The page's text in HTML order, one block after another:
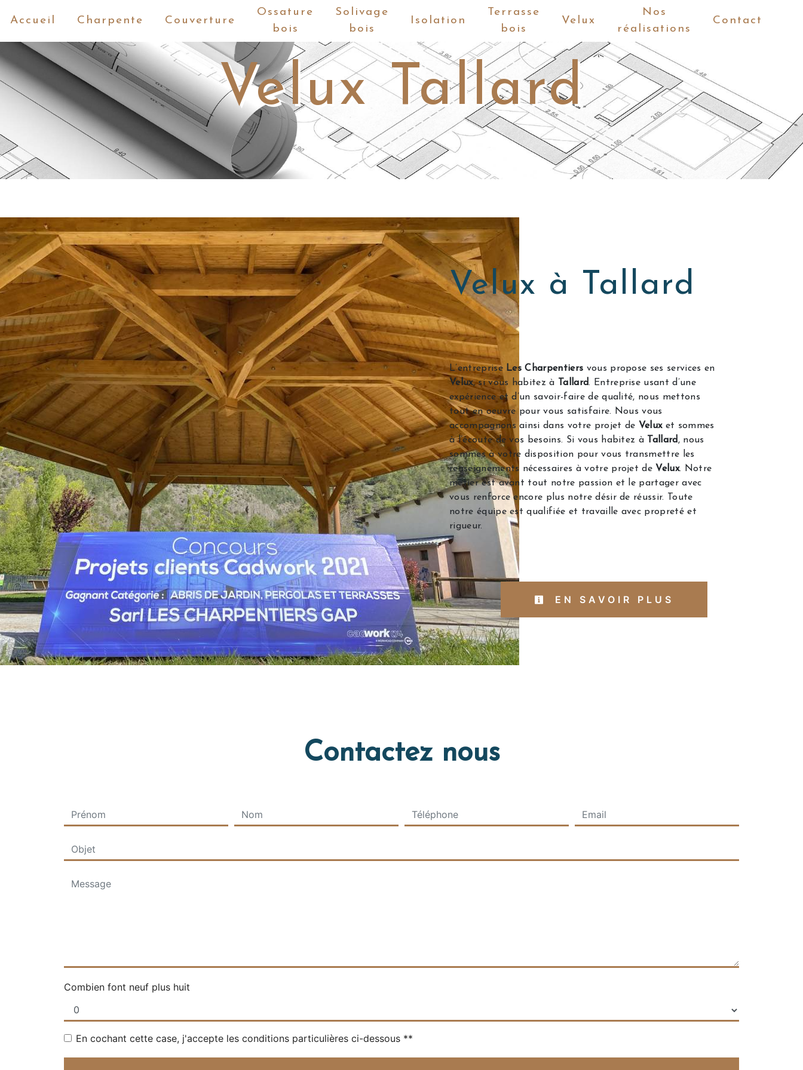
Accueil Charpente Couverture
Ossature
bois
Solivage
bois
Isolation
Terrasse
bois
Velux
Nos
réalisations
Contact
Velux Tallard
Velux à Tallard
L’entreprise Les Charpentiers vous propose ses services en
Velux, si vous habitez à Tallard. Entreprise usant d’une
expérience et d’un savoir-faire de qualité, nous mettons
tout en oeuvre pour vous satisfaire. Nous vous
accompagnons ainsi dans votre projet de Veluxet sommes
à l’écoute de vos besoins. Si vous habitez à Tallard , nous
sommes à votre disposition pour vous transmettre les
renseignements nécessaires à votre projet de Velux. Notre
métier est avant tout notre passion et le partager avec
vous renforce encore plus notre désir de réussir. Toute
notre équipe est qualifiée et travaille avec propreté et
rigueur.
EN SAVOIR PLUS
Contactez nous
Combien font neuf plus huit
En cochant cette case, j'accepte les conditions particulières ci-dessous **